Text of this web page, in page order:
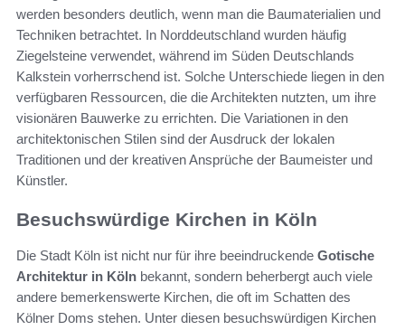
werden besonders deutlich, wenn man die Baumaterialien und
Techniken betrachtet. In Norddeutschland wurden häufig
Ziegelsteine verwendet, während im Süden Deutschlands
Kalkstein vorherrschend ist. Solche Unterschiede liegen in den
verfügbaren Ressourcen, die die Architekten nutzten, um ihre
visionären Bauwerke zu errichten. Die Variationen in den
architektonischen Stilen sind der Ausdruck der lokalen
Traditionen und der kreativen Ansprüche der Baumeister und
Künstler.
Besuchswürdige Kirchen in Köln
Die Stadt Köln ist nicht nur für ihre beeindruckende Gotische
Architektur in Köln bekannt, sondern beherbergt auch viele
andere bemerkenswerte Kirchen, die oft im Schatten des
Kölner Doms stehen. Unter diesen besuchswürdigen Kirchen